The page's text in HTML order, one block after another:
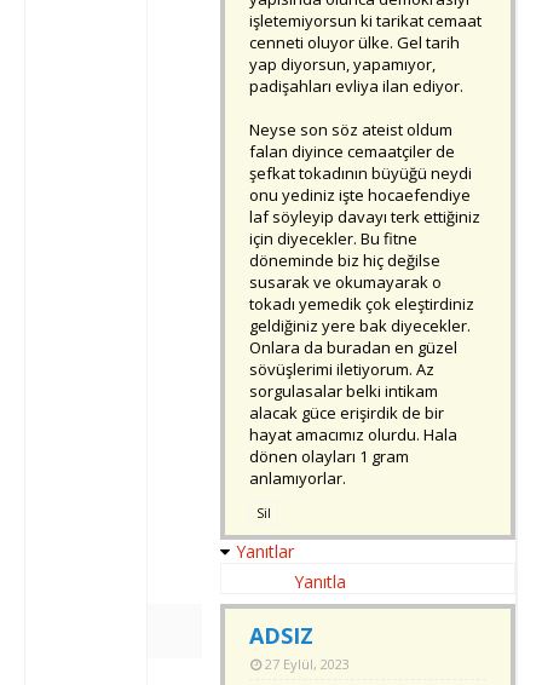
işletemiyorsun ki tarikat cemaat
cenneti oluyor ülke. Gel tarih
yap diyorsun, yapamıyor,
padişahları evliya ilan ediyor.
Neyse son söz ateist oldum
falan diyince cemaatçiler de
şefkat tokadının büyüğü neydi
onu yediniz işte hocaefendiye
laf söyleyip davayı terk ettiğiniz
için diyecekler. Bu fitne
döneminde biz hiç değilse
susarak ve okumayarak o
tokadı yemedik çok eleştirdiniz
geldiğiniz yere bak diyecekler.
Onlara da buradan en güzel
sövüşlerimi iletiyorum. Az
sorgulasalar belki intikam
alacak güce erişirdik de bir
hayat amacımız olurdu. Hala
dönen olayları 1 gram
anlamıyorlar.
Sil
Yanıtlar
Yanıtla
ADSIZ
27 Eylül, 2023